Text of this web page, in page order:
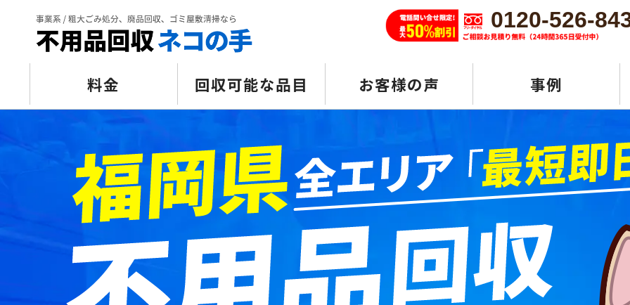
0120-526-
料金 回収可能な品目 お客様の声 事例